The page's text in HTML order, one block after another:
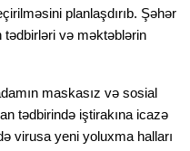
planlaşdırıb. Şəhər
tədbirləri və məktəblərin
maskasız və sosial
tədbirində iştirakına icazə
virusa yeni yoluxma halları